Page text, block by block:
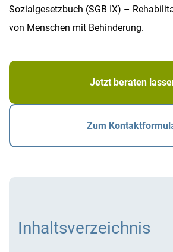
Sozialgesetzbuch (SGB IX) –
von Menschen mit Behinderung.
Jetzt beraten
Zum
Inhaltsverzeichnis